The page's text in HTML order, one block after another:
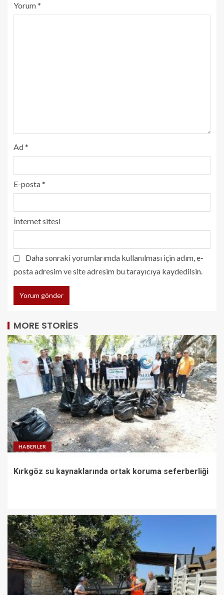
Yorum*
Ad*
E-posta*
İnternet sitesi
Daha sonraki yorumlarımda kullanılması için adım, e-
posta adresim ve site adresim bu tarayıcıya kaydedilsin.
MORE STORIES
HABERLER
Kırkgöz su kaynaklarında ortak koruma seferberliği